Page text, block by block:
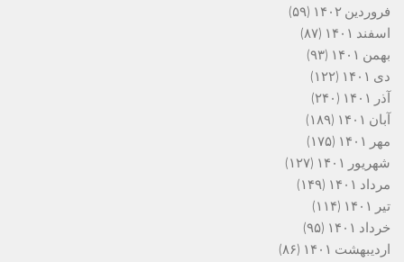
فروردین ۱۴۰۲
(۵۹)
اسفند ۱۴۰۱
(۸۷)
بهمن ۱۴۰۱
(۹۳)
دی ۱۴۰۱
(۱۲۲)
آذر ۱۴۰۱
(۲۴۰)
آبان ۱۴۰۱
(۱۸۹)
مهر ۱۴۰۱
(۱۷۵)
شهریور ۱۴۰۱
(۱۲۷)
مرداد ۱۴۰۱
(۱۴۹)
تیر ۱۴۰۱
(۱۱۴)
خرداد ۱۴۰۱
(۹۵)
اردیبهشت ۱۴۰۱
(۸۶)